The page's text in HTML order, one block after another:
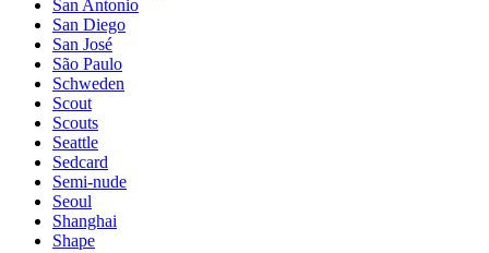
San Antonio
San Diego
San José
São Paulo
Schweden
Scout
Scouts
Seattle
Sedcard
Semi-nude
Seoul
Shanghai
Shape